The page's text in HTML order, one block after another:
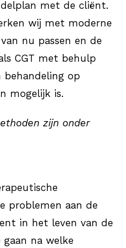
met de cliënt.
wij met moderne
nu passen en de
CGT met behulp
behandeling op
mogelijk is.
zijn onder
problemen aan de
in het leven van de
na welke